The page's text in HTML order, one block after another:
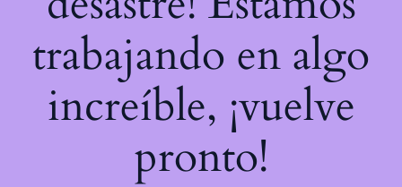
trabajando en algo
increíble, ¡vuelve
pronto!